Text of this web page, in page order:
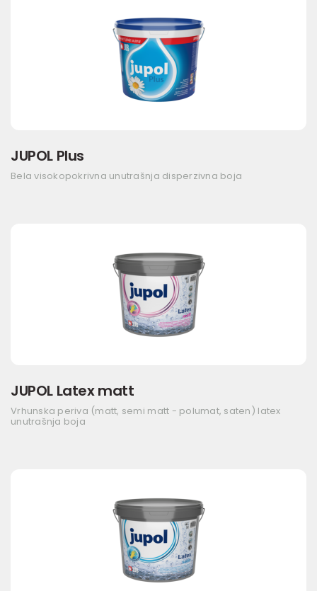
JUPOL Plus
Bela visokopokrivna unutrašnja disperzivna boja
JUPOL Latex matt
Vrhunska periva (matt, semi matt - polumat, saten) latex
unutrašnja boja